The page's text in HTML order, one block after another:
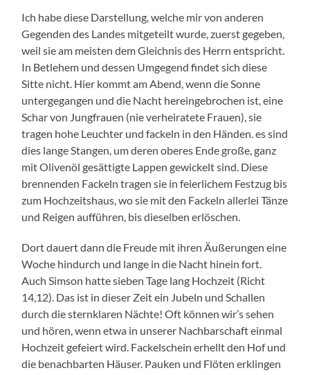
Ich habe diese Darstellung, welche mir von anderen
Gegenden des Landes mitgeteilt wurde, zuerst gegeben,
weil sie am meisten dem Gleichnis des Herrn entspricht.
In Betlehem und dessen Umgegend findet sich diese
Sitte nicht. Hier kommt am Abend, wenn die Sonne
untergegangen und die Nacht hereingebrochen ist, eine
Schar von Jungfrauen (nie verheiratete Frauen), sie
tragen hohe Leuchter und fackeln in den Händen. es sind
dies lange Stangen, um deren oberes Ende große, ganz
mit Olivenöl gesättigte Lappen gewickelt sind. Diese
brennenden Fackeln tragen sie in feierlichem Festzug bis
zum Hochzeitshaus, wo sie mit den Fackeln allerlei Tänze
und Reigen aufführen, bis dieselben erlöschen.
Dort dauert dann die Freude mit ihren Äußerungen eine
Woche hindurch und lange in die Nacht hinein fort.
Auch Simson hatte sieben Tage lang Hochzeit (Richt
14,12). Das ist in dieser Zeit ein Jubeln und Schallen
durch die sternklaren Nächte! Oft können wir’s sehen
und hören, wenn etwa in unserer Nachbarschaft einmal
Hochzeit gefeiert wird. Fackelschein erhellt den Hof und
die benachbarten Häuser. Pauken und Flöten erklingen